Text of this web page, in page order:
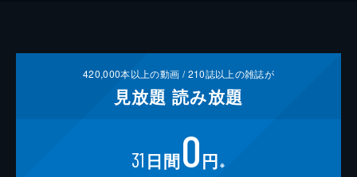
420,000本以上の動画 /210誌以上の雑誌が
見放題 読み放題
31 日間0円 ※